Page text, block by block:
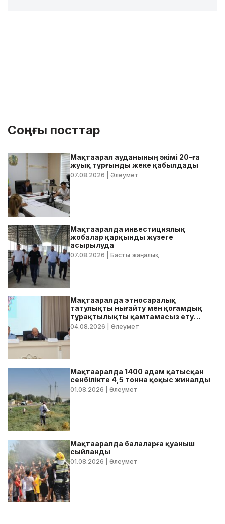
Соңғы посттар
Мақтаарал ауданының әкімі 20-ға
жуық тұрғынды жеке қабылдады
07.08.2026 | Әлеумет
Мақтааралда инвестициялық
жобалар қарқынды жүзеге
асырылуда
07.08.2026 | Басты жаңалық
Мақтааралда этносаралық
татулықты нығайту мен қоғамдық
тұрақтылықты қамтамасыз ету
бойынша жедел кеңес өтті
04.08.2026 | Әлеумет
Мақтааралда 1400 адам қатысқан
сенбілікте 4,5 тонна қоқыс жиналды
01.08.2026 | Әлеумет
Мақтааралда балаларға қуаныш
сыйланды
01.08.2026 | Әлеумет